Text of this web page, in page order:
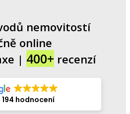
nemovitostí
online
| 400+ recenzí
194 hodnocení